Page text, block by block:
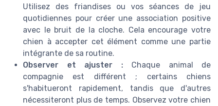
Utilisez des friandises ou vos séances de jeu
quotidiennes pour créer une association positive
avec le bruit de la cloche. Cela encourage votre
chien à accepter cet élément comme une partie
intégrante de sa routine.
Observer et ajuster :Chaque animal de
compagnie est différent ; certains chiens
s'habitueront rapidement, tandis que d'autres
nécessiteront plus de temps. Observez votre chien